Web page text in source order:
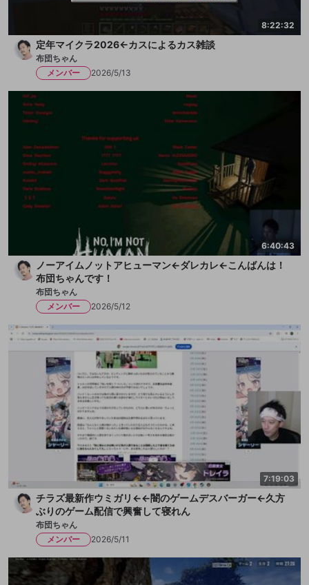
8:22:32
定年マイクラ2026←カスによるカス雑談
布団ちゃん
メンバー
2026/5/13
6:40:43
ノーアイムノットアヒューマン←ダレカレ←こんばんは！
布団ちゃんです！
布団ちゃん
メンバー
2026/5/12
7:19:03
チラズ最新作ウミガリ←←闇のゲームデスバーガー←久方
ぶりのゲーム配信で興奮して寝れん
布団ちゃん
メンバー
2026/5/11